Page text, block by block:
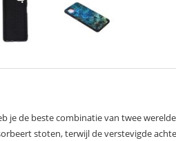
je de beste combinatie van twee
stoten, terwijl de verstevigde